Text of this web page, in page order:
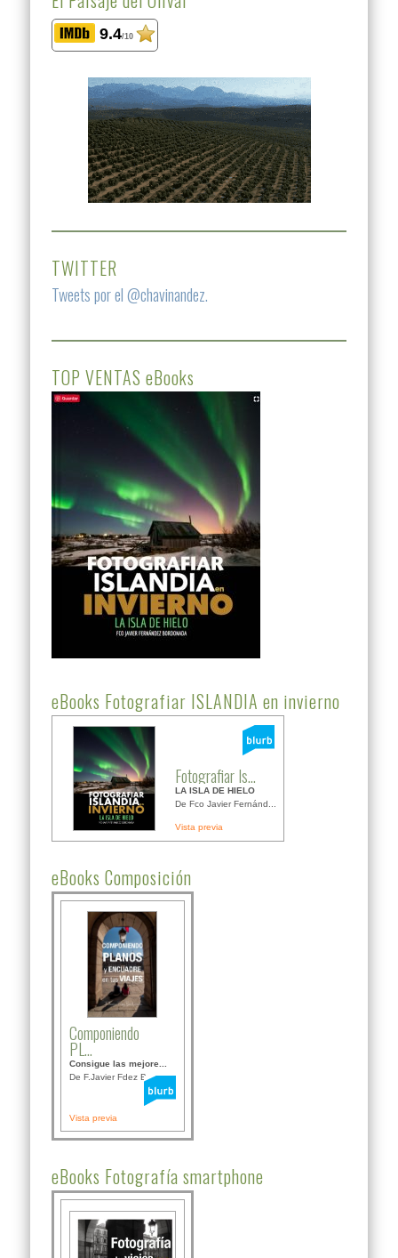
9.4/10
TWITTER
Tweets por el @chavinandez.
TOP VENTAS eBooks
eBooks Fotografiar ISLANDIA en invierno
Fotografiar Is...
LA ISLA DE HIELO
De Fco Javier Fernánd...
Vista previa
eBooks Composición
Componiendo
PL...
Consigue las mejore...
De F.Javier Fdez Bor...
Vista previa
eBooks Fotografía smartphone